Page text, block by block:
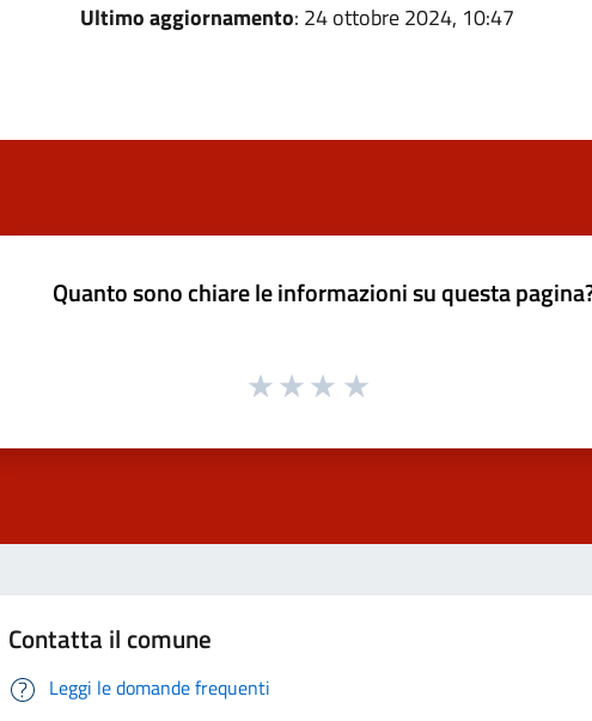
Ultimo aggiornamento: 24 ottobre 2024, 10:47
Quanto sono chiare le informazioni su questa
Contatta il comune
Leggi le domande frequenti